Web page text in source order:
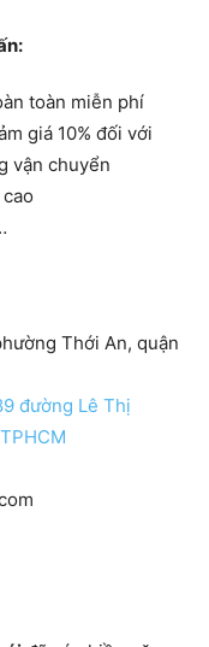
toàn miễn phí
giá 10% đối với
vận chuyển
Thới An, quận
đường Lê Thị